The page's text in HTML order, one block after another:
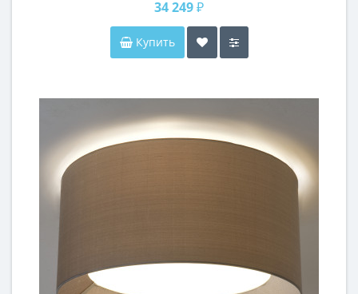
34 249 ₽
Купить